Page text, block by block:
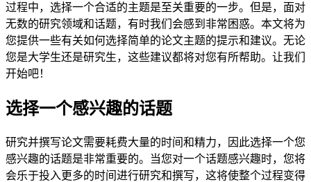
过程中，选择一个合适的主题是至关重要的一步。但是，面对
无数的研究领域和话题，有时我们会感到非常困惑。本文将为
您提供一些有关如何选择简单的论文主题的提示和建议。无论
您是大学生还是研究生，这些建议都将对您有所帮助。让我们
开始吧！
选择一个感兴趣的话题
研究并撰写论文需要耗费大量的时间和精力，因此选择一个您
感兴趣的话题是非常重要的。当您对一个话题感兴趣时，您将
会乐于投入更多的时间进行研究和撰写，这将使整个过程变得